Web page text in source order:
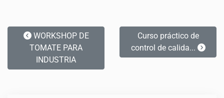
WORKSHOP DE
TOMATE PARA
INDUSTRIA
Curso práctico de
control de calida...